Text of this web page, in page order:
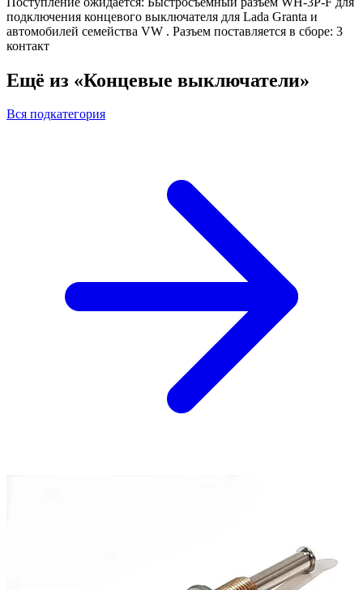
подключения концевого выключателя для Lada Granta и
автомобилей семейства VW . Разъем поставляется в сборе: 3
контакт
Ещё из «Концевые выключатели»
Вся подкатегория